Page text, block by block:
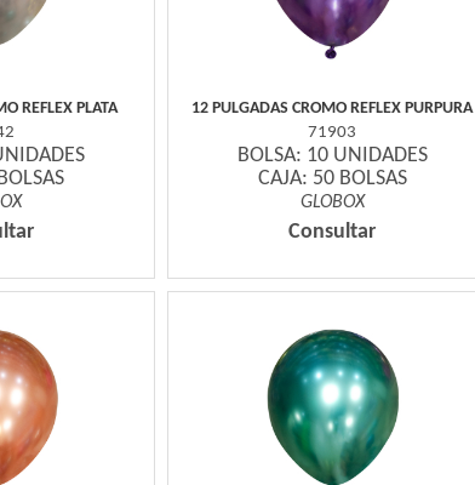
REFLEX PLATA
12 PULGADAS CROMO REFLEX PURPURA
71903
BOLSA: 10 UNIDADES
CAJA: 50 BOLSAS
GLOBOX
Consultar